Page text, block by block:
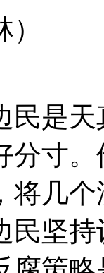
民是
分寸
将几
民坚